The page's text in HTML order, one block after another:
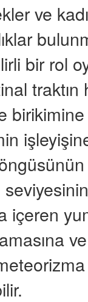
ve
bir rol
içeren